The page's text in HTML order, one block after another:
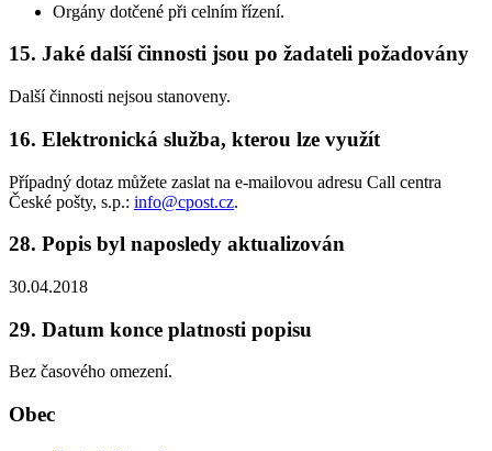
Orgány dotčené při celním řízení.
15. Jaké další činnosti jsou po žadateli požadovány
Další činnosti nejsou stanoveny.
16. Elektronická služba, kterou lze využít
Případný dotaz můžete zaslat na e-mailovou adresu Call centra
České pošty, s.p.: info@cpost.cz.
28. Popis byl naposledy aktualizován
30.04.2018
29. Datum konce platnosti popisu
Bez časového omezení.
Obec